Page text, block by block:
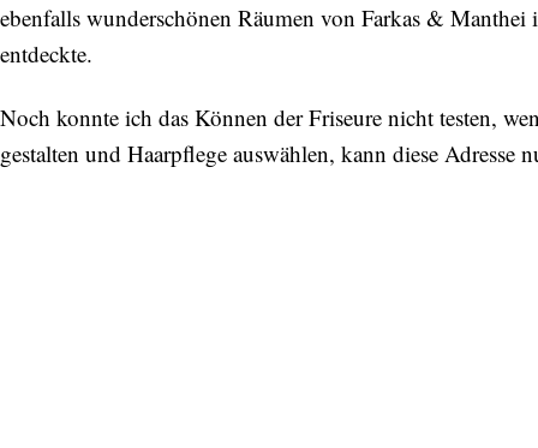
ebenfalls wunderschönen Räumen von Farkas &
entdeckte.
Noch konnte ich das Können der Friseure nicht testen,
gestalten und Haarpflege auswählen, kann diese Adresse